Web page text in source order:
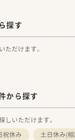
探す
ただけます。
から探す
いただけます。
祝休み 土日休み(